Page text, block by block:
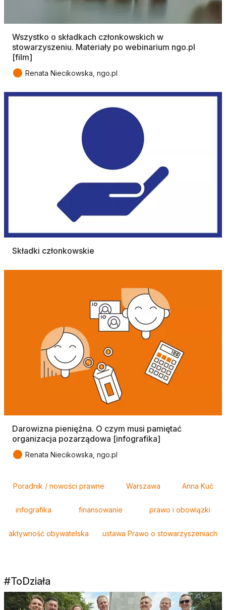
Wszystko o składkach członkowskich w
stowarzyszeniu. Materiały po webinarium ngo.pl
[film]
● Renata Niecikowska, ngo.pl
Składki członkowskie
Darowizna pieniężna. O czym musi pamiętać
organizacja pozarządowa [infografika]
● Renata Niecikowska, ngo.pl
Poradnik / nowości prawne Warszawa Anna Kuć
infografika finansowanie prawo i obowiązki
aktywność obywatelska ustawa Prawo o stowarzyszeniach
#ToDziała